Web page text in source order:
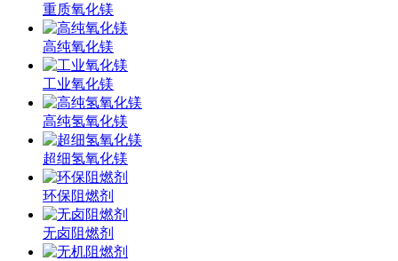
重质氧化镁
高纯氧化镁
工业氧化镁
高纯氢氧化镁
超细氢氧化镁
环保阻燃剂
无卤阻燃剂